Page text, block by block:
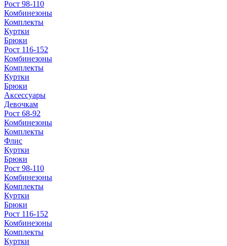
Рост 98-110
Комбинезоны
Комплекты
Куртки
Брюки
Рост 116-152
Комбинезоны
Комплекты
Куртки
Брюки
Аксессуары
Девочкам
Рост 68-92
Комбинезоны
Комплекты
Флис
Куртки
Брюки
Рост 98-110
Комбинезоны
Комплекты
Куртки
Брюки
Рост 116-152
Комбинезоны
Комплекты
Куртки